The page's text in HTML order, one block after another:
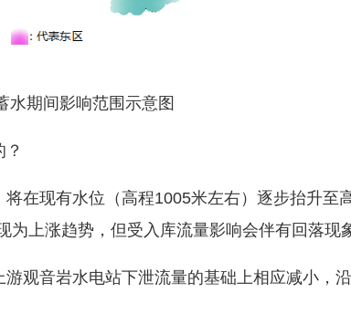
期间影响范围示意图
现有水位（高程1005米左右）逐步抬升至
为上涨趋势，但受入库流量影响会伴有回落现
音岩水电站下泄流量的基础上相应减小，